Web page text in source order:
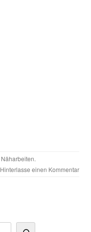
Näharbeiten.
Hinterlasse einen Kommentar